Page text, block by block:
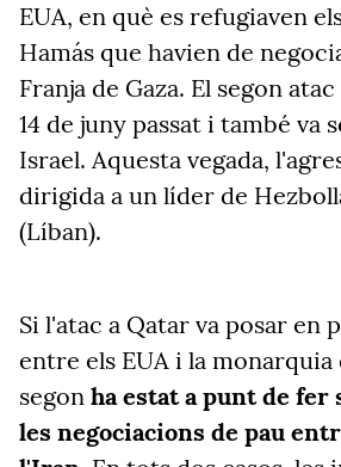
EUA, en què es refugiaven
Hamás que havien de
Franja de Gaza. El segon
14 de juny passat i també va
Israel. Aquesta vegada,
dirigida a un líder de
(Líban).
Si l'atac a Qatar va posar en
entre els EUA i la monarquia
segon ha estat a punt de fer
les negociacions de pau